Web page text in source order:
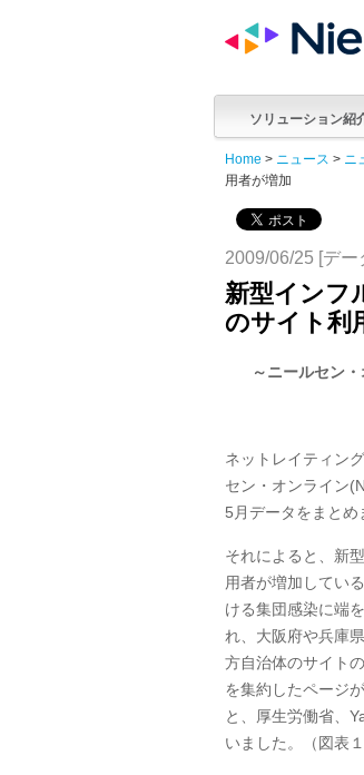
ソリューション紹
Home > ニュース > ニ
用者が増加
2009/06/25 [デー
新型インフ
のサイト利
～ニールセン
ネットレイティン
セン・オンライン
5月データをまとめ
それによると、新
用者が増加してい
ける集団感染に端
れ、大阪府や兵庫
方自治体のサイト
を集約したページ
と、厚生労働省、
いました。（図表１